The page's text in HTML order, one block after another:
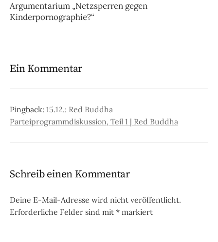
Argumentarium „Netzsperren gegen
Kinderpornographie?“
Ein Kommentar
Pingback: 15.12.: Red Buddha
Parteiprogrammdiskussion, Teil 1 | Red Buddha
Schreib einen Kommentar
Deine E-Mail-Adresse wird nicht veröffentlicht.
Erforderliche Felder sind mit * markiert